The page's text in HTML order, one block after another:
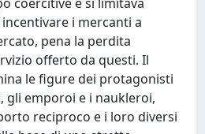
i mercanti a
pena la perdita
offerto da questi. Il
le figure dei protagonisti
gli emporoi e i naukleroi,
reciproco e i loro diversi